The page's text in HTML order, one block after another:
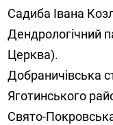
Садиба Івана
Дендрологічний
Церква).
Добраничівська
Яготинського
Свято-